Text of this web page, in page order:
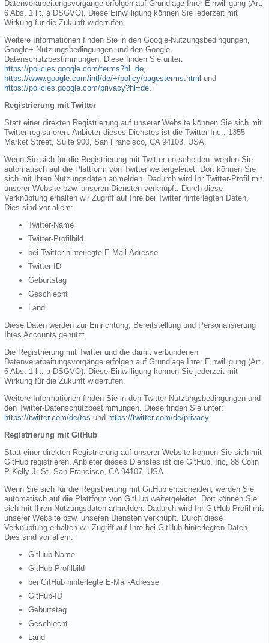
Datenverarbeitungsvorgänge erfolgen auf Grundlage Ihrer Einwilligung (Art.
6 Abs. 1 lit. a DSGVO). Diese Einwilligung können Sie jederzeit mit
Wirkung für die Zukunft widerrufen.
Weitere Informationen finden Sie in den Google-Nutzungsbedingungen,
Google+-Nutzungsbedingungen und den Google-
Datenschutzbestimmungen. Diese finden Sie unter:
https://policies.google.com/terms?hl=de,
https://www.google.com/intl/de/+/policy/pagesterms.html und
https://policies.google.com/privacy?hl=de.
Registrierung mit Twitter
Statt einer direkten Registrierung auf unserer Website können Sie sich mit
Twitter registrieren. Anbieter dieses Dienstes ist die Twitter Inc., 1355
Market Street, Suite 900, San Francisco, CA 94103, USA.
Wenn Sie sich für die Registrierung mit Twitter entscheiden, werden Sie
automatisch auf die Plattform von Twitter weitergeleitet. Dort können Sie
sich mit Ihren Nutzungsdaten anmelden. Dadurch wird Ihr Twitter-Profil mit
unserer Website bzw. unseren Diensten verknüpft. Durch diese
Verknüpfung erhalten wir Zugriff auf Ihre bei Twitter hinterlegten Daten.
Dies sind vor allem:
Twitter-Name
Twitter-Profilbild
bei Twitter hinterlegte E-Mail-Adresse
Twitter-ID
Geburtstag
Geschlecht
Land
Diese Daten werden zur Einrichtung, Bereitstellung und Personalisierung
Ihres Accounts genutzt.
Die Registrierung mit Twitter und die damit verbundenen
Datenverarbeitungsvorgänge erfolgen auf Grundlage Ihrer Einwilligung (Art.
6 Abs. 1 lit. a DSGVO). Diese Einwilligung können Sie jederzeit mit
Wirkung für die Zukunft widerrufen.
Weitere Informationen finden Sie in den Twitter-Nutzungsbedingungen und
den Twitter-Datenschutzbestimmungen. Diese finden Sie unter:
https://twitter.com/de/tos und https://twitter.com/de/privacy.
Registrierung mit GitHub
Statt einer direkten Registrierung auf unserer Website können Sie sich mit
GitHub registrieren. Anbieter dieses Dienstes ist die GitHub, Inc, 88 Colin
P Kelly Jr St, San Francisco, CA 94107, USA.
Wenn Sie sich für die Registrierung mit GitHub entscheiden, werden Sie
automatisch auf die Plattform von GitHub weitergeleitet. Dort können Sie
sich mit Ihren Nutzungsdaten anmelden. Dadurch wird Ihr GitHub-Profil mit
unserer Website bzw. unseren Diensten verknüpft. Durch diese
Verknüpfung erhalten wir Zugriff auf Ihre bei GitHub hinterlegten Daten.
Dies sind vor allem:
GitHub-Name
GitHub-Profilbild
bei GitHub hinterlegte E-Mail-Adresse
GitHub-ID
Geburtstag
Geschlecht
Land